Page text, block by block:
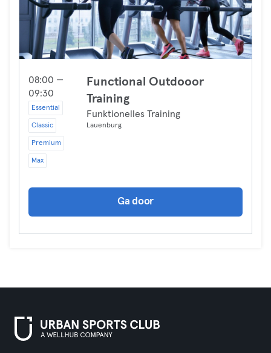
08:00 —
09:30
Essential
Classic
Premium
Max
Functional Outdooor
Training
Funktionelles Training
Lauenburg
Ga door